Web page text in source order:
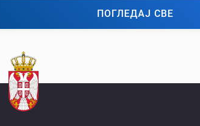
ПОГЛЕДАЈ СВЕ